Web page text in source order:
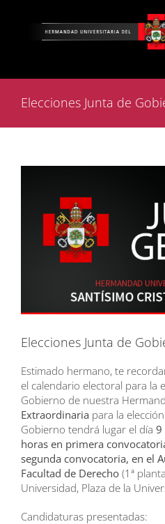
contenido
Elecciones Junta de
grande
Elecciones Junta de
Estimado hermano, te
el calendario electoral para la
Gobierno de nuestra
Extraordinaria para la
Gobierno tendrá lugar el día 9
horas en primera
segunda convocatoria, en el
Facultad de Derecho (1ª
Universidad, Plaza de la
Candidaturas presentadas: